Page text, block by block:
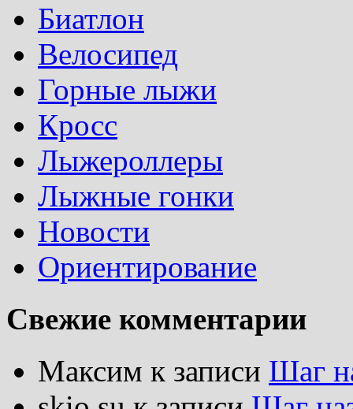
Биатлон
Велосипед
Горные лыжи
Кросс
Лыжероллеры
Лыжные гонки
Новости
Ориентирование
Свежие комментарии
Максим к записи Шаг